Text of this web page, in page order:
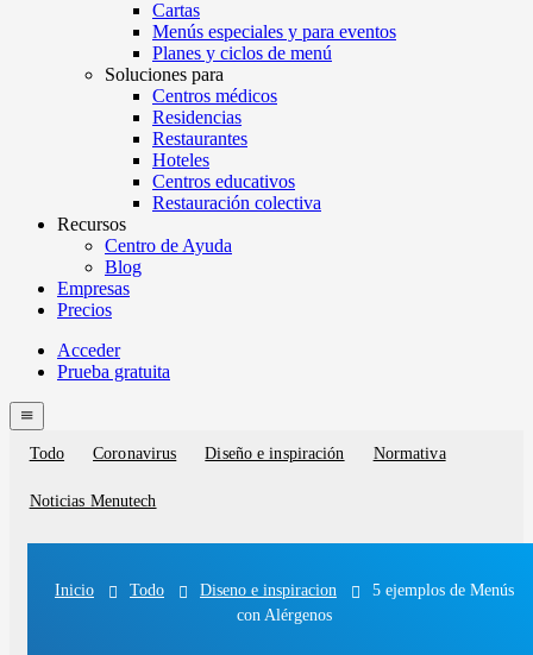
Cartas
Menús especiales y para eventos
Planes y ciclos de menú
Soluciones para
Centros médicos
Residencias
Restaurantes
Hoteles
Centros educativos
Restauración colectiva
Recursos
Centro de Ayuda
Blog
Empresas
Precios
Menutech
navigation
Acceder
Prueba gratuita
menu
Blog
categories
Todo Coronavirus Diseño e inspiración Normativa
Noticias Menutech
Inicio Todo Diseno e inspiracion
5 ejemplos de Menús
con Alérgenos